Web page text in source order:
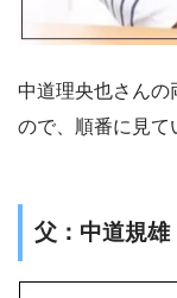
中道理央也さんの
ので、順番に見て
父：中道規雄